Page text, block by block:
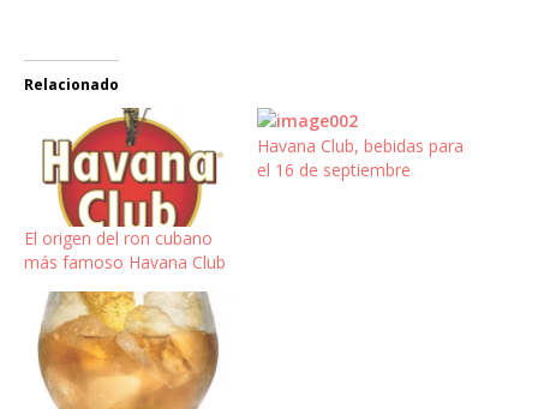
Relacionado
El origen del ron cubano
más famoso Havana Club
Havana Club, bebidas para
el 16 de septiembre